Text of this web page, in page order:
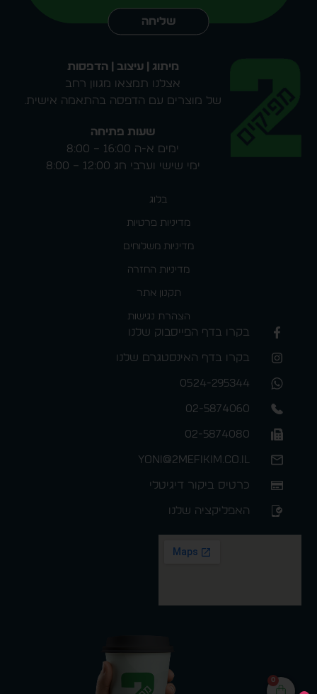
0
שליחה
מיתוג | עיצוב | הדפסות
אצלנו תמצאו מגוון רחב
של מוצרים עם הדפסה בהתאמה אישית.
שעות פתיחה
ימים א-ה 16:00 – 8:00
ימי שישי וערבי חג 12:00 – 8:00
בלוג
מדיניות פרטיות
מדיניות משלוחים
מדיניות החזרה
תקנון אתר
הצהרת נגישות
בקרו בדף הפייסבוק שלנו
בקרו בדף האינסטגרם שלנו
0524-295344
02-5874060
02-5874080
yoni@2mefikim.co.il
כרטיס ביקור דיגיטלי
האפליקציה שלנו